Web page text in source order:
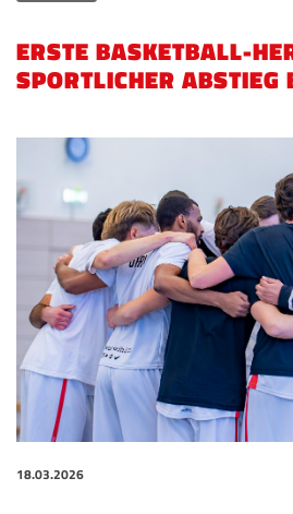
ERSTE BASKETBALL-
SPORTLICHER ABSTIEG
18.03.2026